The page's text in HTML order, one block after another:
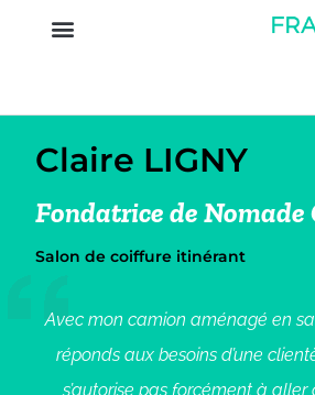
Claire LIGNY
Fondatrice de Nomade
Salon de coiffure itinérant
Avec mon camion aménagé en
réponds aux besoins d’une
s’autorise pas forcément à aller